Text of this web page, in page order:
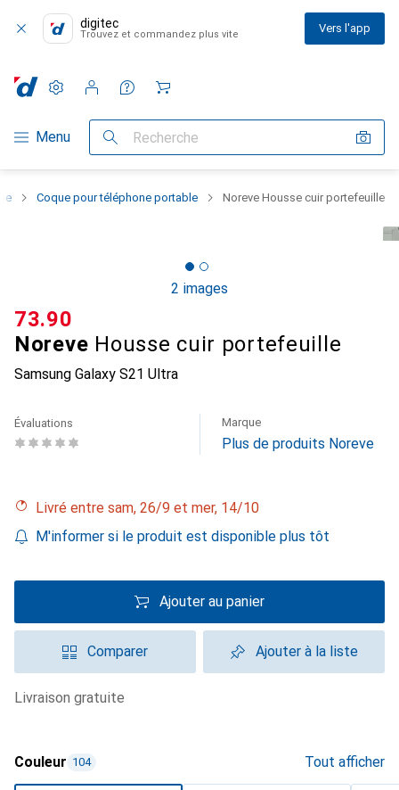
digitec
Trouvez et commandez plus vite Vers l'app
Navigation par catégorie
Menu Recherche
Paramètres
Compte client
Listes de comparaison
Listes d'envies
Panier
Coque pour téléphone portable Noreve Housse cuir portefeuille
2 images
Noreve Housse cuir portefeuille
Samsung Galaxy S21 Ultra
CHF
73.90
Évaluations Marque
Plus de produits Noreve
Livré entre sam, 26/9 et mer, 14/10
M'informer si le produit est disponible plus tôt
Ajouter au panier
Comparer Ajouter à la liste
livraison gratuite
Couleur 104 Tout afficher